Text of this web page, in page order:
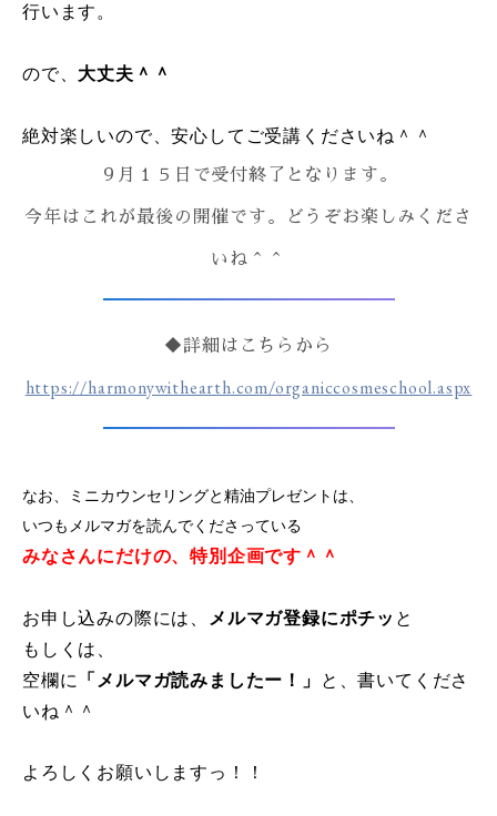
行います。
ので、 大丈夫＾＾
絶対楽しいので、安心してご受講くださいね＾＾
９月１５日で受付終了となります。
今年はこれが最後の開催です。どうぞお楽しみくださ
いね＾＾
◆詳細はこちらから
https://harmonywithearth.com/organiccosmeschool.aspx
なお、ミニカウンセリングと精油プレゼントは、
いつもメルマガを読んでくださっている
みなさんにだけの、特別企画です＾＾
お申し込みの際には、 メルマガ登録にポチッ と
もしくは、
空欄に
「メルマガ読みましたー！」
と、書いてくださ
いね＾＾
よろしくお願いしますっ！！